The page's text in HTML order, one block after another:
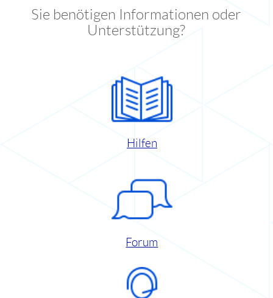
Sie benötigen Informationen oder
Unterstützung?
Hilfen
Forum